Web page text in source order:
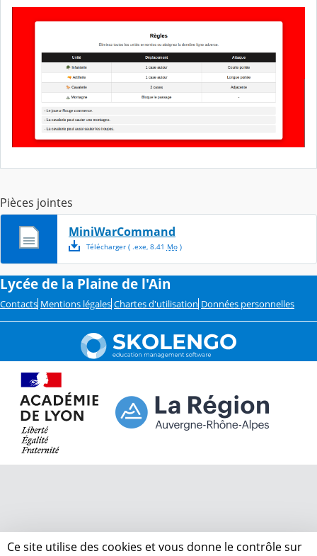
Pièces jointes
MiniWarCommand
Télécharger( .exe, 8.41 Mo)
Lycée de la Plaine de l'Ain
Contacts Mentions légales Chartes d'utilisation Données personnelles
Ce site utilise des cookies et vous donne le contrôle sur